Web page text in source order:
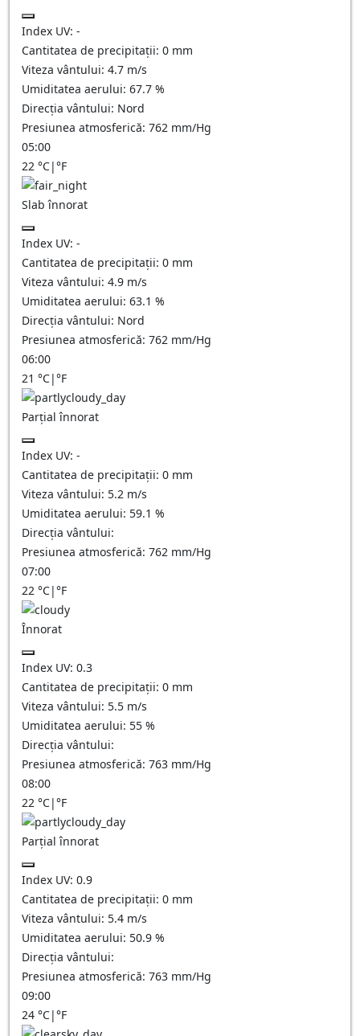
Index UV: -
Cantitatea de precipitații: 0 mm
Viteza vântului: 4.7 m/s
Umiditatea aerului: 67.7 %
Direcția vântului: Nord
Presiunea atmosferică: 762 mm/Hg
05:00
22 °C|°F
Slab înnorat
Index UV: -
Cantitatea de precipitații: 0 mm
Viteza vântului: 4.9 m/s
Umiditatea aerului: 63.1 %
Direcția vântului: Nord
Presiunea atmosferică: 762 mm/Hg
06:00
21 °C|°F
Parțial înnorat
Index UV: -
Cantitatea de precipitații: 0 mm
Viteza vântului: 5.2 m/s
Umiditatea aerului: 59.1 %
Direcția vântului:
Presiunea atmosferică: 762 mm/Hg
07:00
22 °C|°F
Înnorat
Index UV: 0.3
Cantitatea de precipitații: 0 mm
Viteza vântului: 5.5 m/s
Umiditatea aerului: 55 %
Direcția vântului:
Presiunea atmosferică: 763 mm/Hg
08:00
22 °C|°F
Parțial înnorat
Index UV: 0.9
Cantitatea de precipitații: 0 mm
Viteza vântului: 5.4 m/s
Umiditatea aerului: 50.9 %
Direcția vântului:
Presiunea atmosferică: 763 mm/Hg
09:00
24 °C|°F